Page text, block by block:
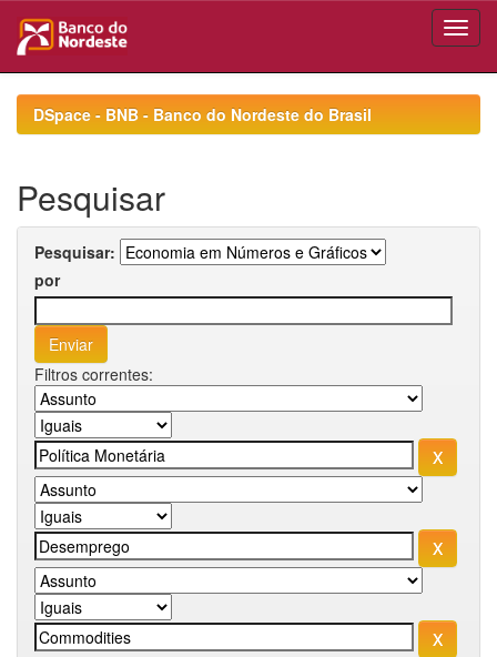
navigationDSpace - BNB - Banco do Nordeste do Brasil
Pesquisar
Pesquisar:
por
Filtros correntes: